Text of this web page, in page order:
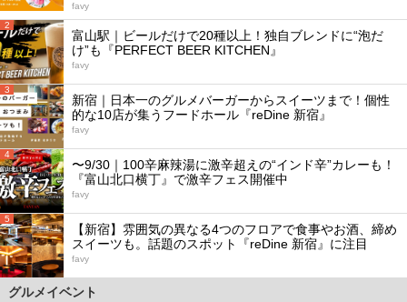
favy
2
富山駅｜ビールだけで20種以上！独自ブレンドに“泡だ
け”も『PERFECT BEER KITCHEN』
favy
3
新宿｜日本一のグルメバーガーからスイーツまで！個性
的な10店が集うフードホール『reDine 新宿』
favy
4
〜9/30｜100辛麻辣湯に激辛超えの“インド辛”カレーも！
『富山北口横丁』で激辛フェス開催中
favy
5
【新宿】雰囲気の異なる4つのフロアで食事やお酒、締め
スイーツも。話題のスポット『reDine 新宿』に注目
favy
グルメイベント